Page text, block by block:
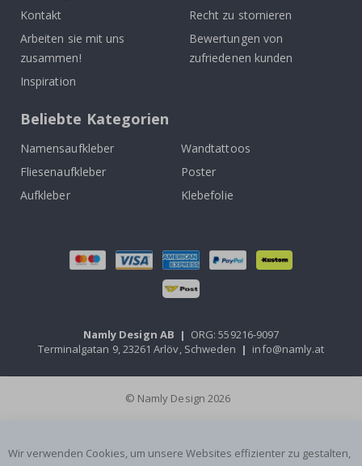
Kontakt
Arbeiten sie mit uns
zusammen!
Inspiration
Recht zu stornieren
Bewertungen von
zufriedenen kunden
Beliebte Kategorien
Namensaufkleber
Wandtattoos
Fliesenaufkleber
Poster
Aufkleber
Klebefolie
Namly Design AB | ORG: 559216-9097
Terminalgatan 9, 23261 Arlöv, Schweden | info@namly.at
© Namly Design 2026
Wir verwenden Cookies, um unsere Websites effizienter zu gestalten,